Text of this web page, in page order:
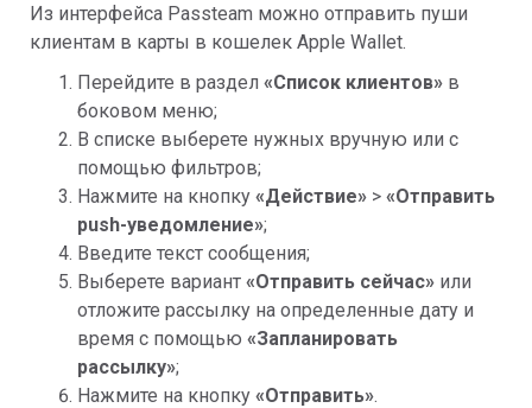
Из интерфейса Passteam можно отправить пуши
клиентам в карты в кошелек Apple Wallet.
Перейдите в раздел «Список клиентов» в
боковом меню;
В списке выберете нужных вручную или с
помощью фильтров;
Нажмите на кнопку «Действие» > «Отправить
push-уведомление»;
Введите текст сообщения;
Выберете вариант «Отправить сейчас» или
отложите рассылку на определенные дату и
время с помощью «Запланировать
рассылку»;
Нажмите на кнопку «Отправить».